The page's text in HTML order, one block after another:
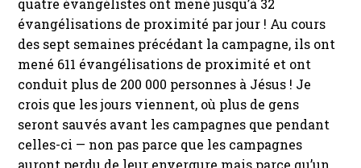
quatre évangélistes ont mené jusqu’à 32
évangélisations de proximité par jour ! Au cours
des sept semaines précédant la campagne, ils ont
mené 611 évangélisations de proximité et ont
conduit plus de 200 000 personnes à Jésus ! Je
crois que les jours viennent, où plus de gens
seront sauvés avant les campagnes que pendant
celles-ci — non pas parce que les campagnes